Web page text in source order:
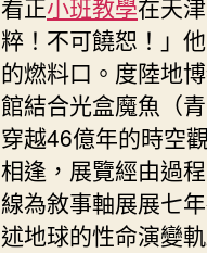
粹！不可饒恕！」
的燃料口。度陸地
館結合光盒魔魚（
穿越46億年的時空觀
相逢，展覽經由過
線為敘事軸展展七
述地球的性命演變軌